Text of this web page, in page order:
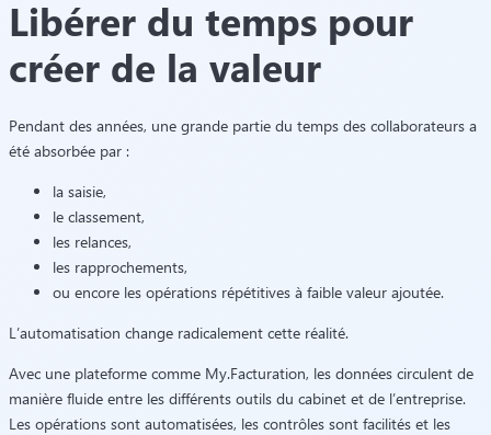
Libérer du temps pour
créer de la valeur
Pendant des années, une grande partie du temps des collaborateurs a
été absorbée par :
la saisie,
le classement,
les relances,
les rapprochements,
ou encore les opérations répétitives à faible valeur ajoutée.
L’automatisation change radicalement cette réalité.
Avec une plateforme comme My.Facturation, les données circulent de
manière fluide entre les différents outils du cabinet et de l’entreprise.
Les opérations sont automatisées, les contrôles sont facilités et les